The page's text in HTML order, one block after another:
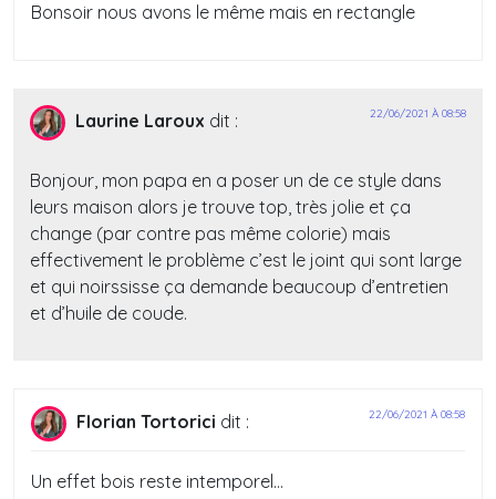
Bonsoir nous avons le même mais en rectangle
Laurine Laroux dit : 22/06/2021 À 08:58
Bonjour, mon papa en a poser un de ce style dans
leurs maison alors je trouve top, très jolie et ça
change (par contre pas même colorie) mais
effectivement le problème c’est le joint qui sont large
et qui noirssisse ça demande beaucoup d’entretien
et d’huile de coude.
Florian Tortorici dit : 22/06/2021 À 08:58
Un effet bois reste intemporel…